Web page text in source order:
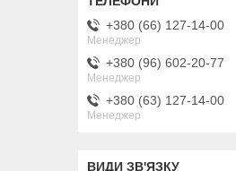
+380 (66) 127-14-00
Менеджер
+380 (96) 602-20-77
Менеджер
+380 (63) 127-14-00
Менеджер